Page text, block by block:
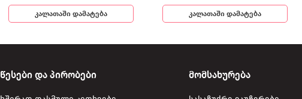
კალათაში დამატება კალათაში დამატება
წესები და პირობები მომსახურება